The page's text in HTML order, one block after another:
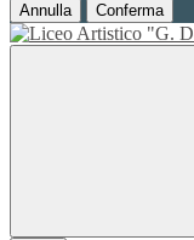
Annulla Conferma